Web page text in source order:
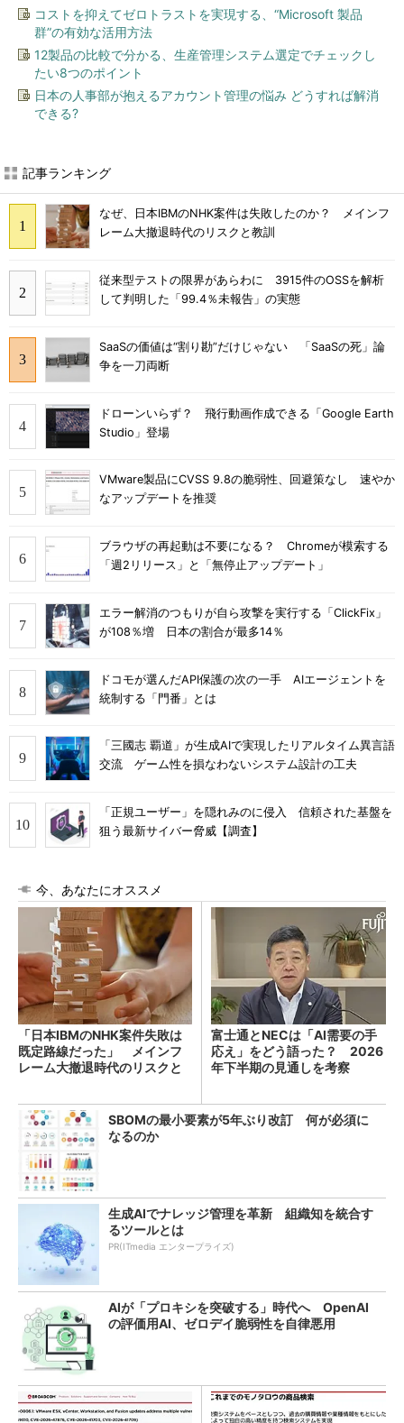
コストを抑えてゼロトラストを実現する、“Microsoft 製品
群”の有効な活用方法
12製品の比較で分かる、生産管理システム選定でチェックし
たい8つのポイント
日本の人事部が抱えるアカウント管理の悩み どうすれば解消
できる?
記事ランキング
なぜ、日本IBMのNHK案件は失敗したのか？ メインフ
レーム大撤退時代のリスクと教訓
従来型テストの限界があらわに 3915件のOSSを解析
して判明した「99.4％未報告」の実態
SaaSの価値は“割り勘”だけじゃない 「SaaSの死」論
争を一刀両断
ドローンいらず？ 飛行動画作成できる「Google Earth
Studio」登場
VMware製品にCVSS 9.8の脆弱性、回避策なし 速やか
なアップデートを推奨
ブラウザの再起動は不要になる？ Chromeが模索する
「週2リリース」と「無停止アップデート」
エラー解消のつもりが自ら攻撃を実行する「ClickFix」
が108％増 日本の割合が最多14％
ドコモが選んだAPI保護の次の一手 AIエージェントを
統制する「門番」とは
「三國志 覇道」が生成AIで実現したリアルタイム異言語
交流 ゲーム性を損なわないシステム設計の工夫
「正規ユーザー」を隠れみのに侵入 信頼された基盤を
狙う最新サイバー脅威【調査】
今、あなたにオススメ
「日本IBMのNHK案件失敗は
既定路線だった」 メインフ
レーム大撤退時代のリスクと
富士通とNECは「AI需要の手
応え」をどう語った？ 2026
年下半期の見通しを考察
SBOMの最小要素が5年ぶり改訂 何が必須に
なるのか
生成AIでナレッジ管理を革新 組織知を統合す
るツールとは
PR(ITmedia エンタープライズ)
AIが「プロキシを突破する」時代へ OpenAI
の評価用AI、ゼロデイ脆弱性を自律悪用